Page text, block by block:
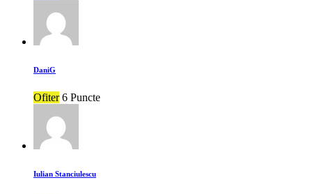
DaniG
Ofiter 6 Puncte
Iulian Stanciulescu